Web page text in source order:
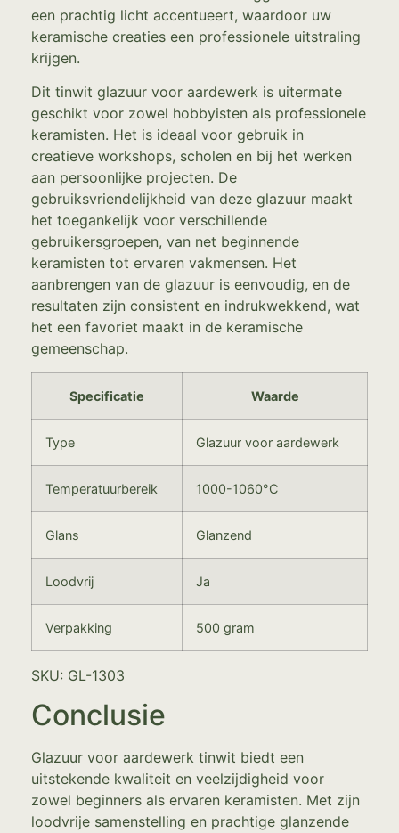
een prachtig licht accentueert, waardoor uw
keramische creaties een professionele uitstraling
krijgen.
Dit tinwit glazuur voor aardewerk is uitermate
geschikt voor zowel hobbyisten als professionele
keramisten. Het is ideaal voor gebruik in
creatieve workshops, scholen en bij het werken
aan persoonlijke projecten. De
gebruiksvriendelijkheid van deze glazuur maakt
het toegankelijk voor verschillende
gebruikersgroepen, van net beginnende
keramisten tot ervaren vakmensen. Het
aanbrengen van de glazuur is eenvoudig, en de
resultaten zijn consistent en indrukwekkend, wat
het een favoriet maakt in de keramische
gemeenschap.
Specificatie Waarde
Type Glazuur voor aardewerk
Temperatuurbereik 1000-1060°C
Glans Glanzend
Loodvrij Ja
Verpakking 500 gram
SKU: GL-1303
Conclusie
Glazuur voor aardewerk tinwit biedt een
uitstekende kwaliteit en veelzijdigheid voor
zowel beginners als ervaren keramisten. Met zijn
loodvrije samenstelling en prachtige glanzende